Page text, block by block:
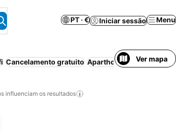
PT · € Iniciar sessão Menu
Cancelamento gratuito Aparthotel ArVer mapa
influenciam os resultados
aos favoritos